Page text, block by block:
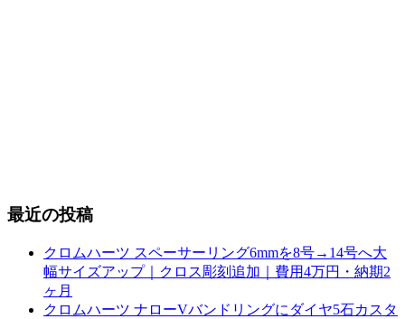
最近の投稿
クロムハーツ スペーサーリング6mmを8号→14号へ大
幅サイズアップ｜クロス彫刻追加｜費用4万円・納期2
ヶ月
クロムハーツ ナローVバンドリングにダイヤ5石カスタ